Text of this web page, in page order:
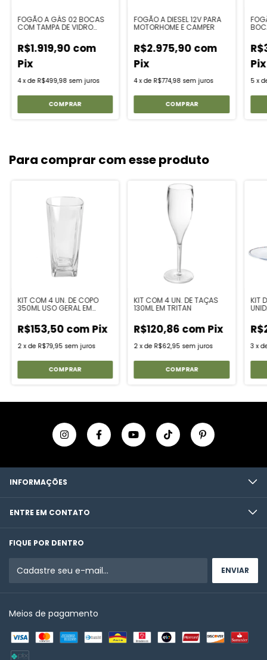
FOGÃO A GÁS 02 BOCAS
COM TAMPA DE VIDRO
R$1.919,90 com
Pix
4 xde R$499,98 sem juros
FOGÃO A DIESEL 12V PARA
MOTORHOME E CAMPER
R$2.975,90 com
Pix
4 xde R$774,98 sem juros
Pix
5 x
Para comprar com esse produto
KIT COM 4 UN. DE COPO
350ML USO GERAL EM
R$153,50 com Pix
2 xde R$79,95 sem juros
KIT COM 4 UN. DE TAÇAS
130ML EM TRITAN
R$120,86 com Pix
2 xde R$62,95 sem juros
KIT
3 x
INFORMAÇÕES
ENTRE EM CONTATO
FIQUE POR DENTRO
Meios de pagamento